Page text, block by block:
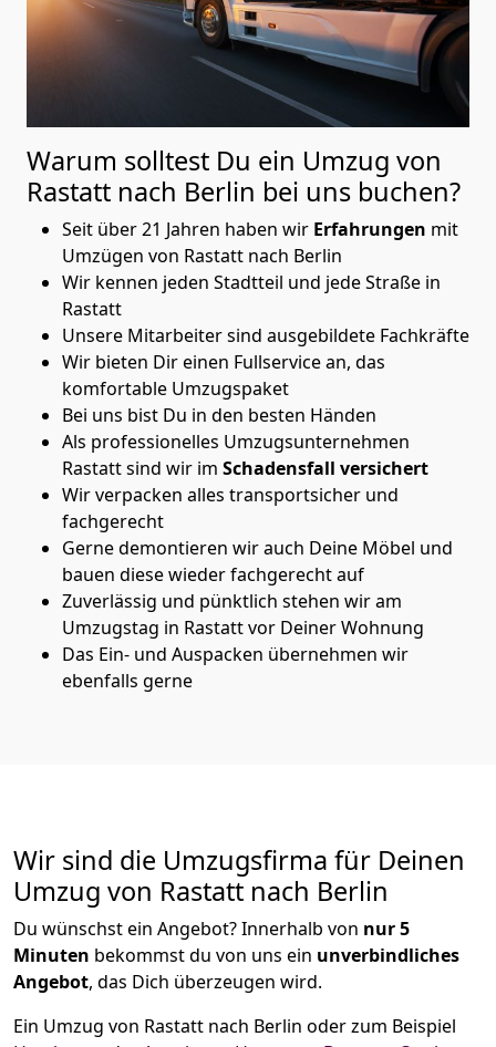
Warum solltest Du ein Umzug von
Rastatt nach Berlin bei uns buchen?
Seit über 21 Jahren haben wir Erfahrungen mit
Umzügen von Rastatt nach Berlin
Wir kennen jeden Stadtteil und jede Straße in
Rastatt
Unsere Mitarbeiter sind ausgebildete Fachkräfte
Wir bieten Dir einen Fullservice an, das
komfortable Umzugspaket
Bei uns bist Du in den besten Händen
Als professionelles Umzugsunternehmen
Rastatt sind wir im Schadensfall versichert
Wir verpacken alles transportsicher und
fachgerecht
Gerne demontieren wir auch Deine Möbel und
bauen diese wieder fachgerecht auf
Zuverlässig und pünktlich stehen wir am
Umzugstag in Rastatt vor Deiner Wohnung
Das Ein- und Auspacken übernehmen wir
ebenfalls gerne
Wir sind die Umzugsfirma für Deinen
Umzug von Rastatt nach Berlin
Du wünschst ein Angebot? Innerhalb von nur 5
Minuten bekommst du von uns ein unverbindliches
Angebot, das Dich überzeugen wird.
Ein Umzug von Rastatt nach Berlin oder zum Beispiel